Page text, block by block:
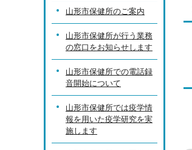
山形市保健所のご案内
山形市保健所が行う業務
の窓口をお知らせします
山形市保健所での電話録
音開始について
山形市保健所では疫学情
報を用いた疫学研究を実
施します